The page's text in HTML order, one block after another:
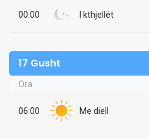
00:00 I kthjellët
17 Gusht
Ora
06:00 Me diell